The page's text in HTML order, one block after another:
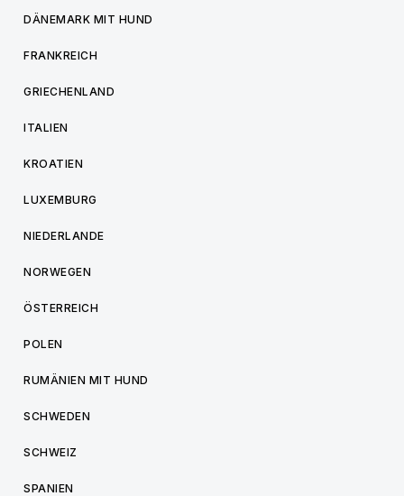
DÄNEMARK MIT HUND
FRANKREICH
GRIECHENLAND
ITALIEN
KROATIEN
LUXEMBURG
NIEDERLANDE
NORWEGEN
ÖSTERREICH
POLEN
RUMÄNIEN MIT HUND
SCHWEDEN
SCHWEIZ
SPANIEN